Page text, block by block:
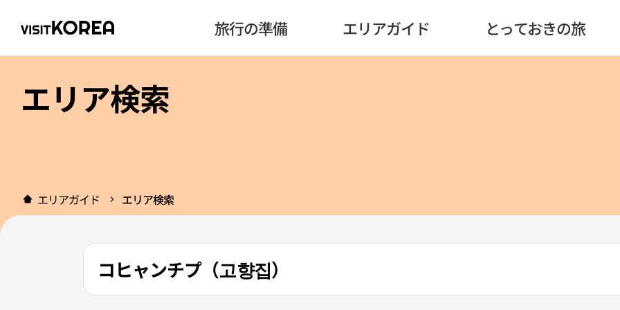
旅行の準備 エリアガイド とっておきの旅
エリア検索
エリアガイド エリア検索
コヒャンチプ（고향집）